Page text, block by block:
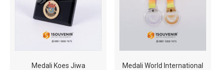
Medali Koes Jiwa
Medali World International